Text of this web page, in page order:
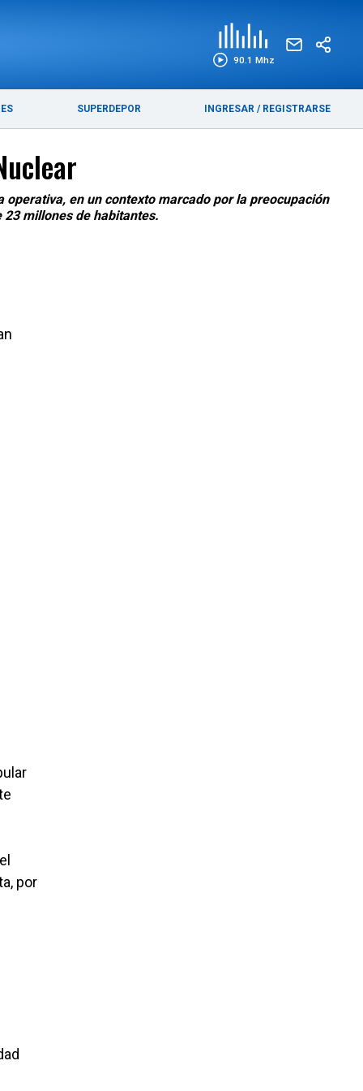
90.1 Mhz
SUPERDEPOR INGRESAR / REGISTRARSE
en un contexto marcado por la preocupación
millones de habitantes.
por